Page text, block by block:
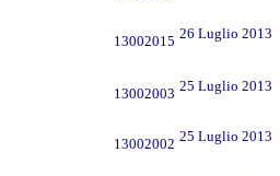
13002015 26 Luglio 2013
13002003 25 Luglio 2013
13002002 25 Luglio 2013